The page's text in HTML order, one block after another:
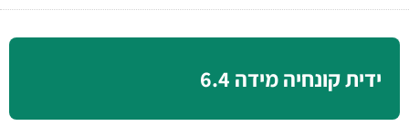
ידית קונחיה מידה 6.4